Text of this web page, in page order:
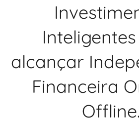
alcançar
Financeira
Offline.